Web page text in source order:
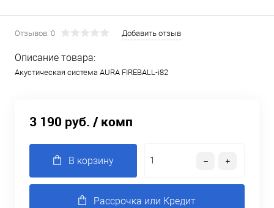
Отзывов: 0 Добавить отзыв
Описание товара:
Акустическая система AURA FIREBALL-i82
3 190 руб. / комп
В корзину
Рассрочка или Кредит